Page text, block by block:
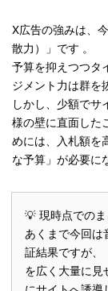
X広告の強みは、
散力）」です 。
予算を抑えつつタ
ジメント力は群を
しかし、少額でサ
様の壁に直面した
めには、入札額を
な予算」が必要に
💡 現時点での
あくまで今回は
証結果ですが、
を広く大量に